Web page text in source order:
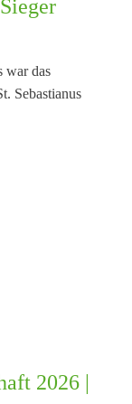
war das
Sebastianus
2026 |